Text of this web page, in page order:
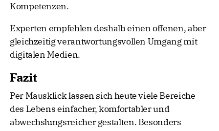
Kompetenzen.
Experten empfehlen deshalb einen offenen, aber
gleichzeitig verantwortungsvollen Umgang mit
digitalen Medien.
Fazit
Per Mausklick lassen sich heute viele Bereiche
des Lebens einfacher, komfortabler und
abwechslungsreicher gestalten. Besonders